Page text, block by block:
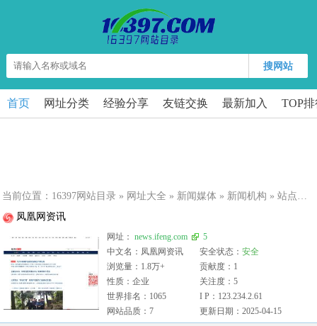
搜网站
首页 网址分类 经验分享 友链交换 最新加入 TOP
当前位置： 16397网站目录 » 网址大全 » 新闻媒体 » 新闻机构 » 站点详细
凤凰网资讯
网址： news.ifeng.com
5
中文名：凤凰网资讯
安全状态：安全
浏览量：1.8万+
贡献度：1
性质：企业
关注度：5
世界排名：1065
I P：123.234.2.61
网站品质：7
更新日期：2025-04-15